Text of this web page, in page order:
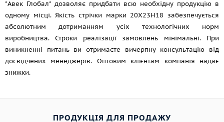
"Авек Глобал" дозволяє придбати всю необхідну продукцію в
одному місці. Якість стрічки марки 20Х23Н18 забезпечується
абсолютним дотриманням усіх технологічних норм
виробництва. Строки реалізації замовлень мінімальні. При
виникненні питань ви отримаєте вичерпну консультацію від
досвідчених менеджерів. Оптовим клієнтам компанія надає
знижки.
ПРОДУКЦІЯ ДЛЯ ПРОДАЖУ